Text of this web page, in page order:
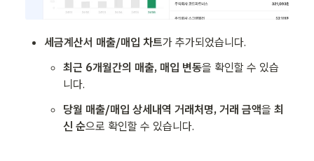
세금계산서 매출/매입 차트가 추가되었습니다.
최근 6개월간의 매출, 매입 변동을 확인할 수 있습
니다.
당월 매출/매입 상세내역 거래처명, 거래 금액을 최
신 순으로 확인할 수 있습니다.